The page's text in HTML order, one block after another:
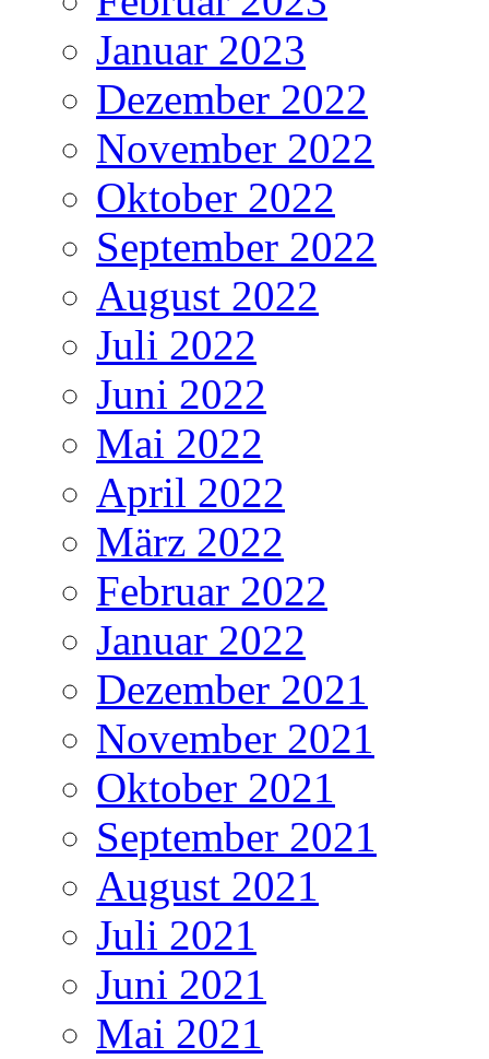
Januar 2023
Dezember 2022
November 2022
Oktober 2022
September 2022
August 2022
Juli 2022
Juni 2022
Mai 2022
April 2022
März 2022
Februar 2022
Januar 2022
Dezember 2021
November 2021
Oktober 2021
September 2021
August 2021
Juli 2021
Juni 2021
Mai 2021